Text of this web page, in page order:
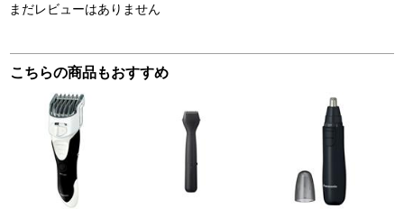
まだレビューはありません
こちらの商品もおすすめ